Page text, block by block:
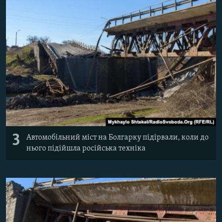
3
Автомобільний міст на Болгарку підірвали, коли до
нього підійшла російська техніка